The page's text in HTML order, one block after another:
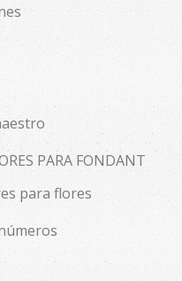
PARA FONDANT
para flores